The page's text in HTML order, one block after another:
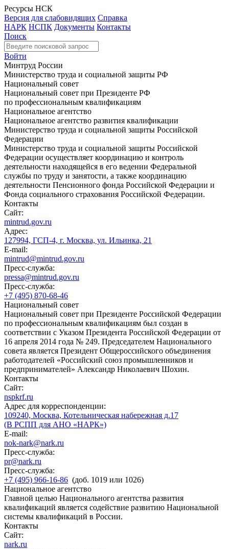
Ресурсы НСК
Версия для слабовидящих Справка
НАРК НСПК Документы Контакты
Поиск
Войти
Минтруд России
Министерство труда и социальной защиты РФ
Национальный совет
Национальный совет при Президенте РФ
по профессиональным квалификациям
Национальное агентство
Национальное агентство развития квалификации
Министерство труда и социальной защиты Российской
Федерации
Министерство труда и социальной защиты Российской
Федерации осуществляет координацию и контроль
деятельности находящейся в его ведении Федеральной
службы по труду и занятости, а также координацию
деятельности Пенсионного фонда Российской Федерации и
Фонда социального страхования Российской Федерации.
Контакты
Сайт:
mintrud.gov.ru
Адрес:
127994, ГСП-4, г. Москва, ул. Ильинка, 21
E-mail:
mintrud@mintrud.gov.ru
Пресс-служба:
pressa@mintrud.gov.ru
Пресс-служба:
+7 (495) 870-68-46
Национальный совет
Национальный совет при Президенте Российской Федерации
по профессиональным квалификациям был создан в
соответствии с Указом Президента Российской Федерации от
16 апреля 2014 года № 249. Председателем Национального
совета является Президент Общероссийского объединения
работодателей «Российский союз промышленников и
предпринимателей» Александр Николаевич Шохин.
Контакты
Сайт:
nspkrf.ru
Адрес для корреспонденции:
109240, Москва, Котельническая набережная д.17
(В РСПП для АНО «НАРК»)
E-mail:
nok-nark@nark.ru
Пресс-служба:
pr@nark.ru
Пресс-служба:
+7 (495) 966-16-86 (доб. 1019 или 1026)
Национальное агентство
Главной целью Национального агентства развития
квалификаций является содействие развитию Национальной
системы квалификаций в России.
Контакты
Сайт:
nark.ru